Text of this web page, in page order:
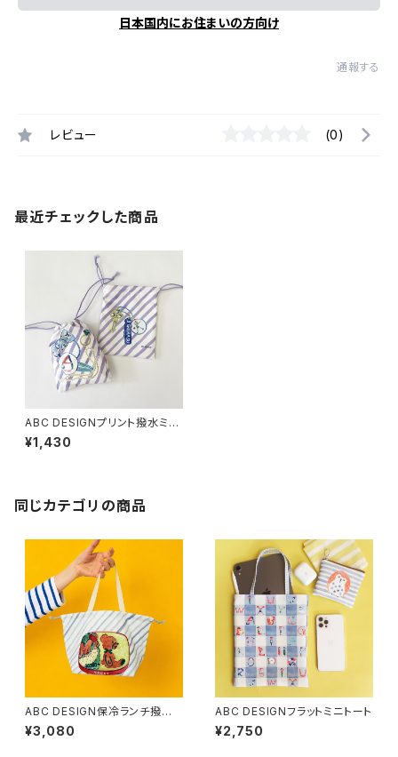
日本国内にお住まいの方向け
通報する
レビュー (0)
最近チェックした商品
ABC DESIGNプリント撥水ミニ
巾着(Accessory)
¥1,430
同じカテゴリの商品
ABC DESIGN保冷ランチ撥水
巾着(lunch)
¥3,080
ABC DESIGNフラットミニトート
¥2,750